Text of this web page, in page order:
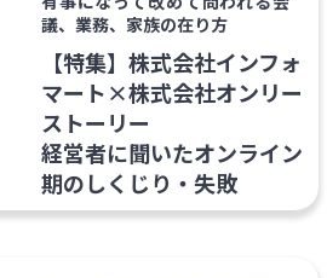
議、業務、家族の在り方
【特集】株式会社インフォ
マート×株式会社オンリー
ストーリー
経営者に聞いたオンライン
期のしくじり・失敗